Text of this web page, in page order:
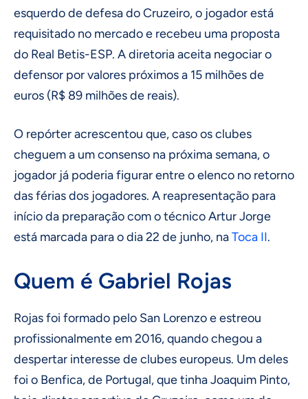
esquerdo de defesa do Cruzeiro, o jogador está
requisitado no mercado e recebeu uma proposta
do Real Betis-ESP. A diretoria aceita negociar o
defensor por valores próximos a 15 milhões de
euros (R$ 89 milhões de reais).
O repórter acrescentou que, caso os clubes
cheguem a um consenso na próxima semana, o
jogador já poderia figurar entre o elenco no retorno
das férias dos jogadores. A reapresentação para
início da preparação com o técnico Artur Jorge
está marcada para o dia 22 de junho, naToca II.
Quem é Gabriel Rojas
Rojas foi formado pelo San Lorenzo e estreou
profissionalmente em 2016, quando chegou a
despertar interesse de clubes europeus. Um deles
foi o Benfica, de Portugal, que tinha Joaquim Pinto,